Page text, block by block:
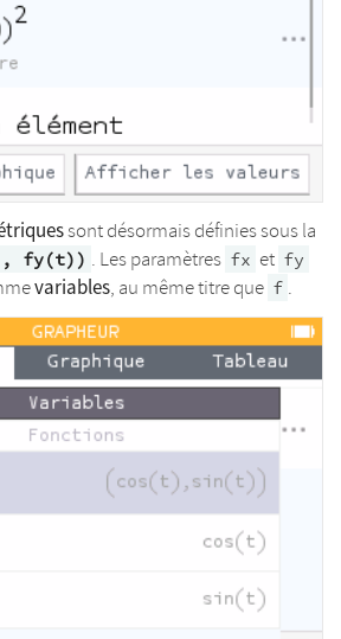
sont désormais définies sous la
fy(t)) . Les paramètres fx et fy
variables, au même titre que f .